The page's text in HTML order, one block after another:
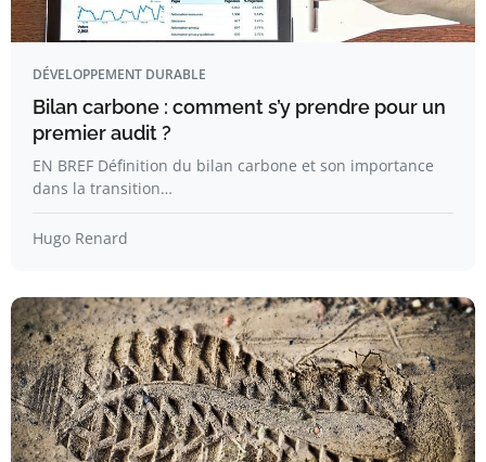
DÉVELOPPEMENT DURABLE
Bilan carbone : comment s’y prendre pour un
premier audit ?
EN BREF Définition du bilan carbone et son importance
dans la transition…
Hugo Renard